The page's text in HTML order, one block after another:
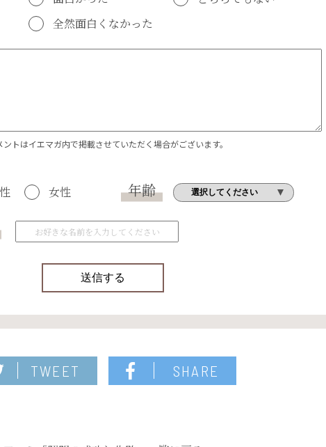
全然面白くなかった
トはイエマガ内で掲載させていただく場合がございます。
女性
年齢
TWEET SHARE